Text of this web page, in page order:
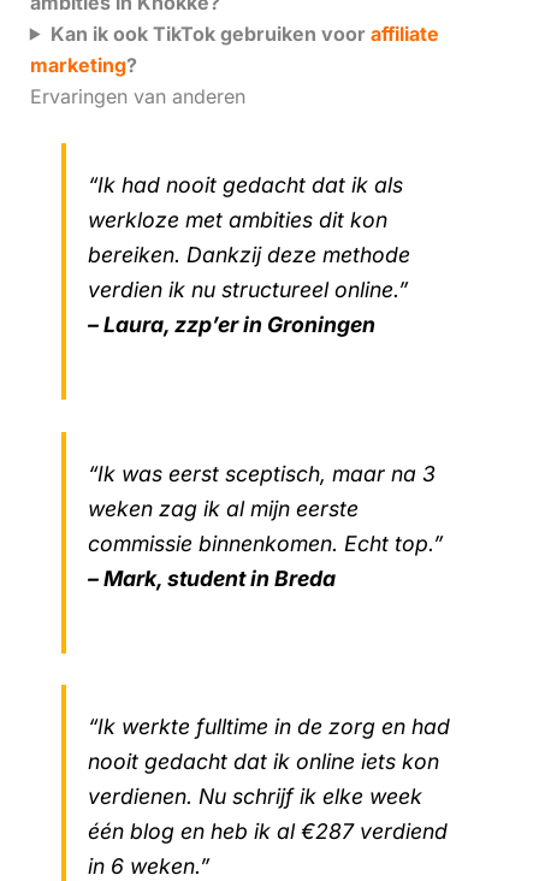
Kan ik ook TikTok gebruiken voor affiliate
marketing?
Ervaringen van anderen
“Ik had nooit gedacht dat ik als
werkloze met ambities dit kon
bereiken. Dankzij deze methode
verdien ik nu structureel online.”
– Laura, zzp’er in Groningen
“Ik was eerst sceptisch, maar na 3
weken zag ik al mijn eerste
commissie binnenkomen. Echt top.”
– Mark, student in Breda
“Ik werkte fulltime in de zorg en had
nooit gedacht dat ik online iets kon
verdienen. Nu schrijf ik elke week
één blog en heb ik al €287 verdiend
in 6 weken.”